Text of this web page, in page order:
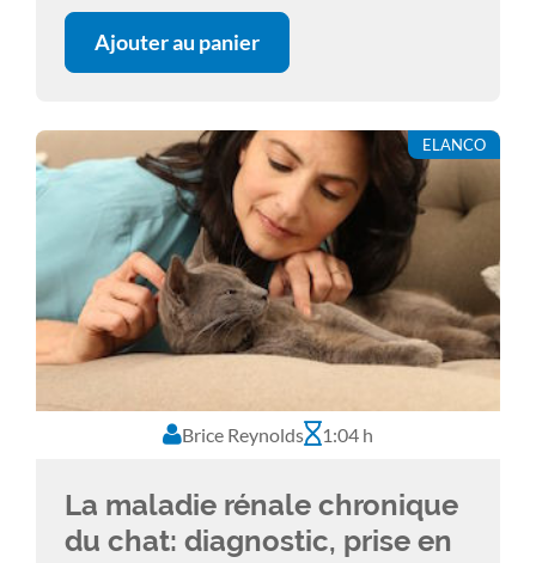
Contrairement aux anti-inflammatoires
non stéroïdiens classiques, qui inhibent la
ce qui leur confère un ratio
efficacité/innocuité intéressant.
Ajouter au panier
ELANCO
Brice Reynolds 1:04 h
La maladie rénale chronique
du chat: diagnostic, prise en